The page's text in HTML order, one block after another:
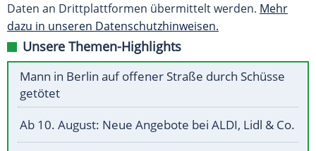
Daten an Drittplattformen übermittelt werden. Mehr
dazu in unseren Datenschutzhinweisen.
Unsere Themen-Highlights
Mann in Berlin auf offener Straße durch Schüsse
getötet
Ab 10. August: Neue Angebote bei ALDI, Lidl & Co.